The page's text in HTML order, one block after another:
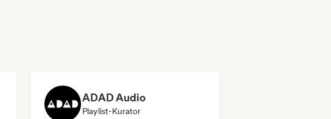
ADAD Audio
Playlist-Kurator